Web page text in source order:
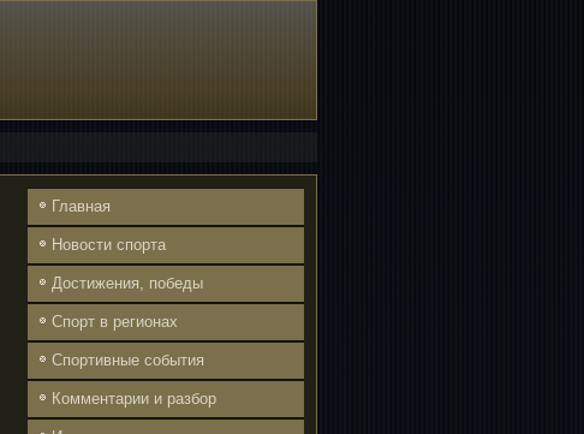
Главная
Новости спорта
Достижения, победы
Спорт в регионах
Спортивные события
Комментарии и разбор